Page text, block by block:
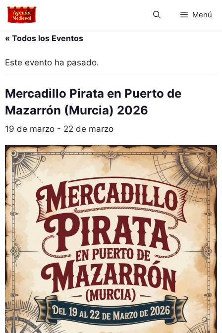
Saltar
Menú
« Todos los Eventos
Este evento ha pasado.
Mercadillo Pirata en Puerto de
Mazarrón (Murcia) 2026
19 de marzo - 22 de marzo